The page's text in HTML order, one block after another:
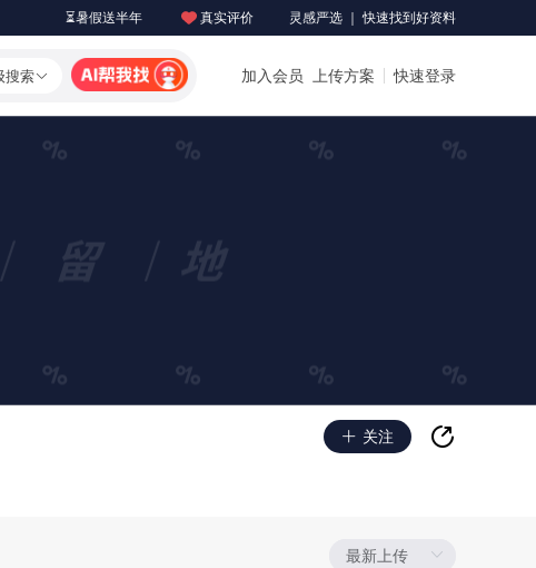
⏳暑假送半年 真实评价 灵感严选 ｜ 快速找到好资料
搜索 加入会员 上传方案 快速登录
关注